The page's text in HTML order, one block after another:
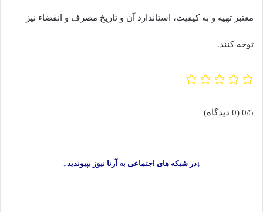
معتبر تهیه و به کیفیت، استاندارد آن و تاریخ مصرف و انقضاء نیز
توجه کنند.
0/5 (0 دیدگاه)
↓در شبکه های اجتماعی به آرنا نیوز بپیوندید↓